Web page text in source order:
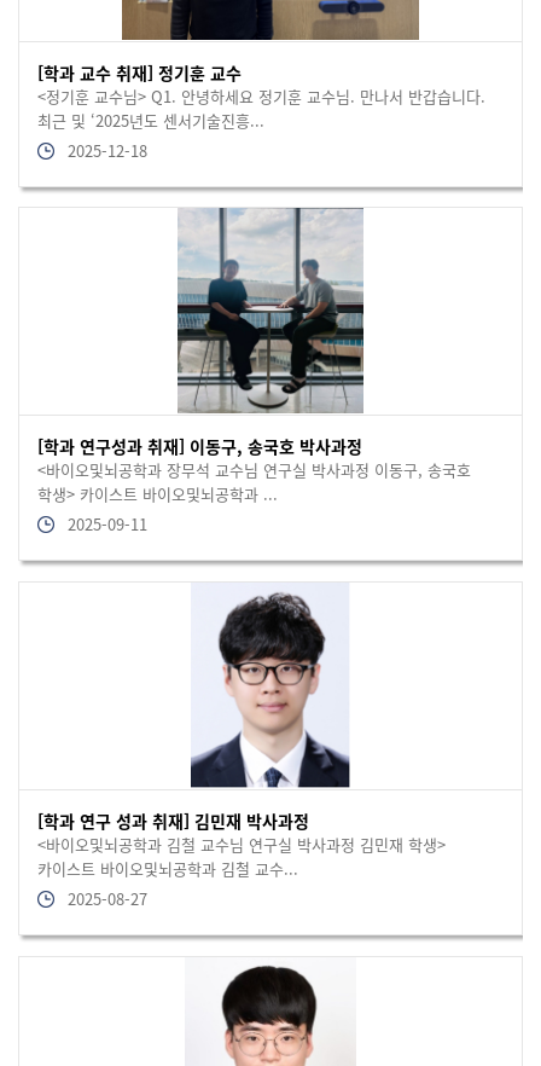
[학과 교수 취재] 정기훈 교수
<정기훈 교수님> Q1. 안녕하세요 정기훈 교수님. 만나서 반갑습니다.
최근 및 ‘2025년도 센서기술진흥...
2025-12-18
[학과 연구성과 취재] 이동구, 송국호 박사과정
<바이오및뇌공학과 장무석 교수님 연구실 박사과정 이동구, 송국호
학생> 카이스트 바이오및뇌공학과 ...
2025-09-11
[학과 연구 성과 취재] 김민재 박사과정
<바이오및뇌공학과 김철 교수님 연구실 박사과정 김민재 학생>
카이스트 바이오및뇌공학과 김철 교수...
2025-08-27